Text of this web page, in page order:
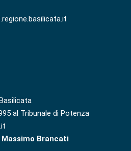
al Tribunale di Potenza
Massimo Brancati